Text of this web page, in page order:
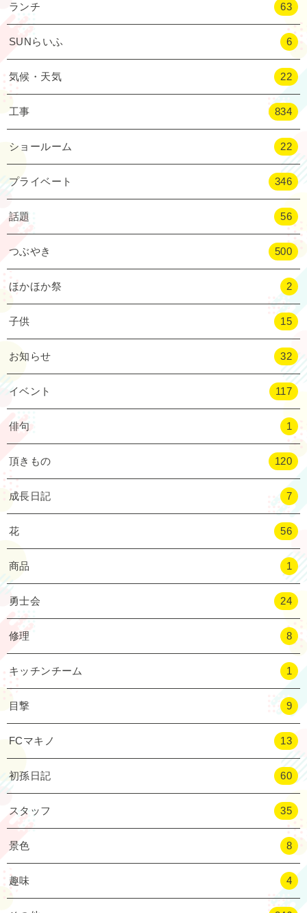
ランチ 63
SUNらいふ 6
気候・天気 22
工事 834
ショールーム 22
プライベート 346
話題 56
つぶやき 500
ほかほか祭 2
子供 15
お知らせ 32
イベント 117
俳句 1
頂きもの 120
成長日記 7
花 56
商品 1
勇士会 24
修理 8
キッチンチーム 1
目撃 9
FCマキノ 13
初孫日記 60
スタッフ 35
景色 8
趣味 4